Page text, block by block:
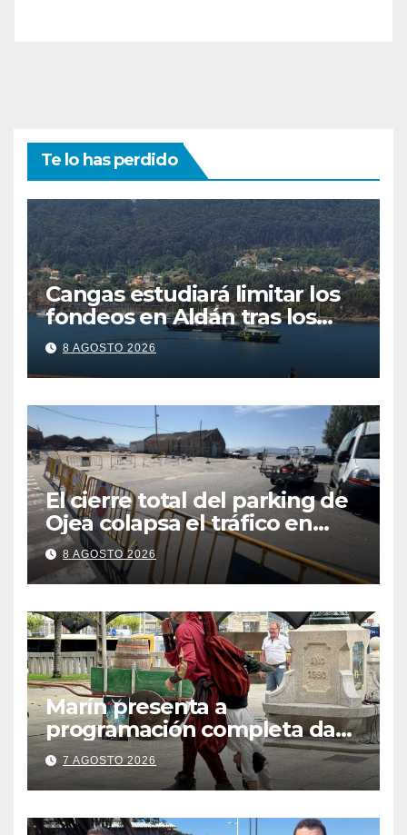
Te lo has perdido
Cangas estudiará limitar los
fondeos en Aldán tras los
últimos episodios de
contaminación en Arneles
8 AGOSTO 2026
El cierre total del parking de
Ojea colapsa el tráfico en
Cangas
8 AGOSTO 2026
Marín presenta a
programación completa da
Festa Corsaria, que bate
todos os récords de
participación con 100
solicitudes de mesas
7 AGOSTO 2026